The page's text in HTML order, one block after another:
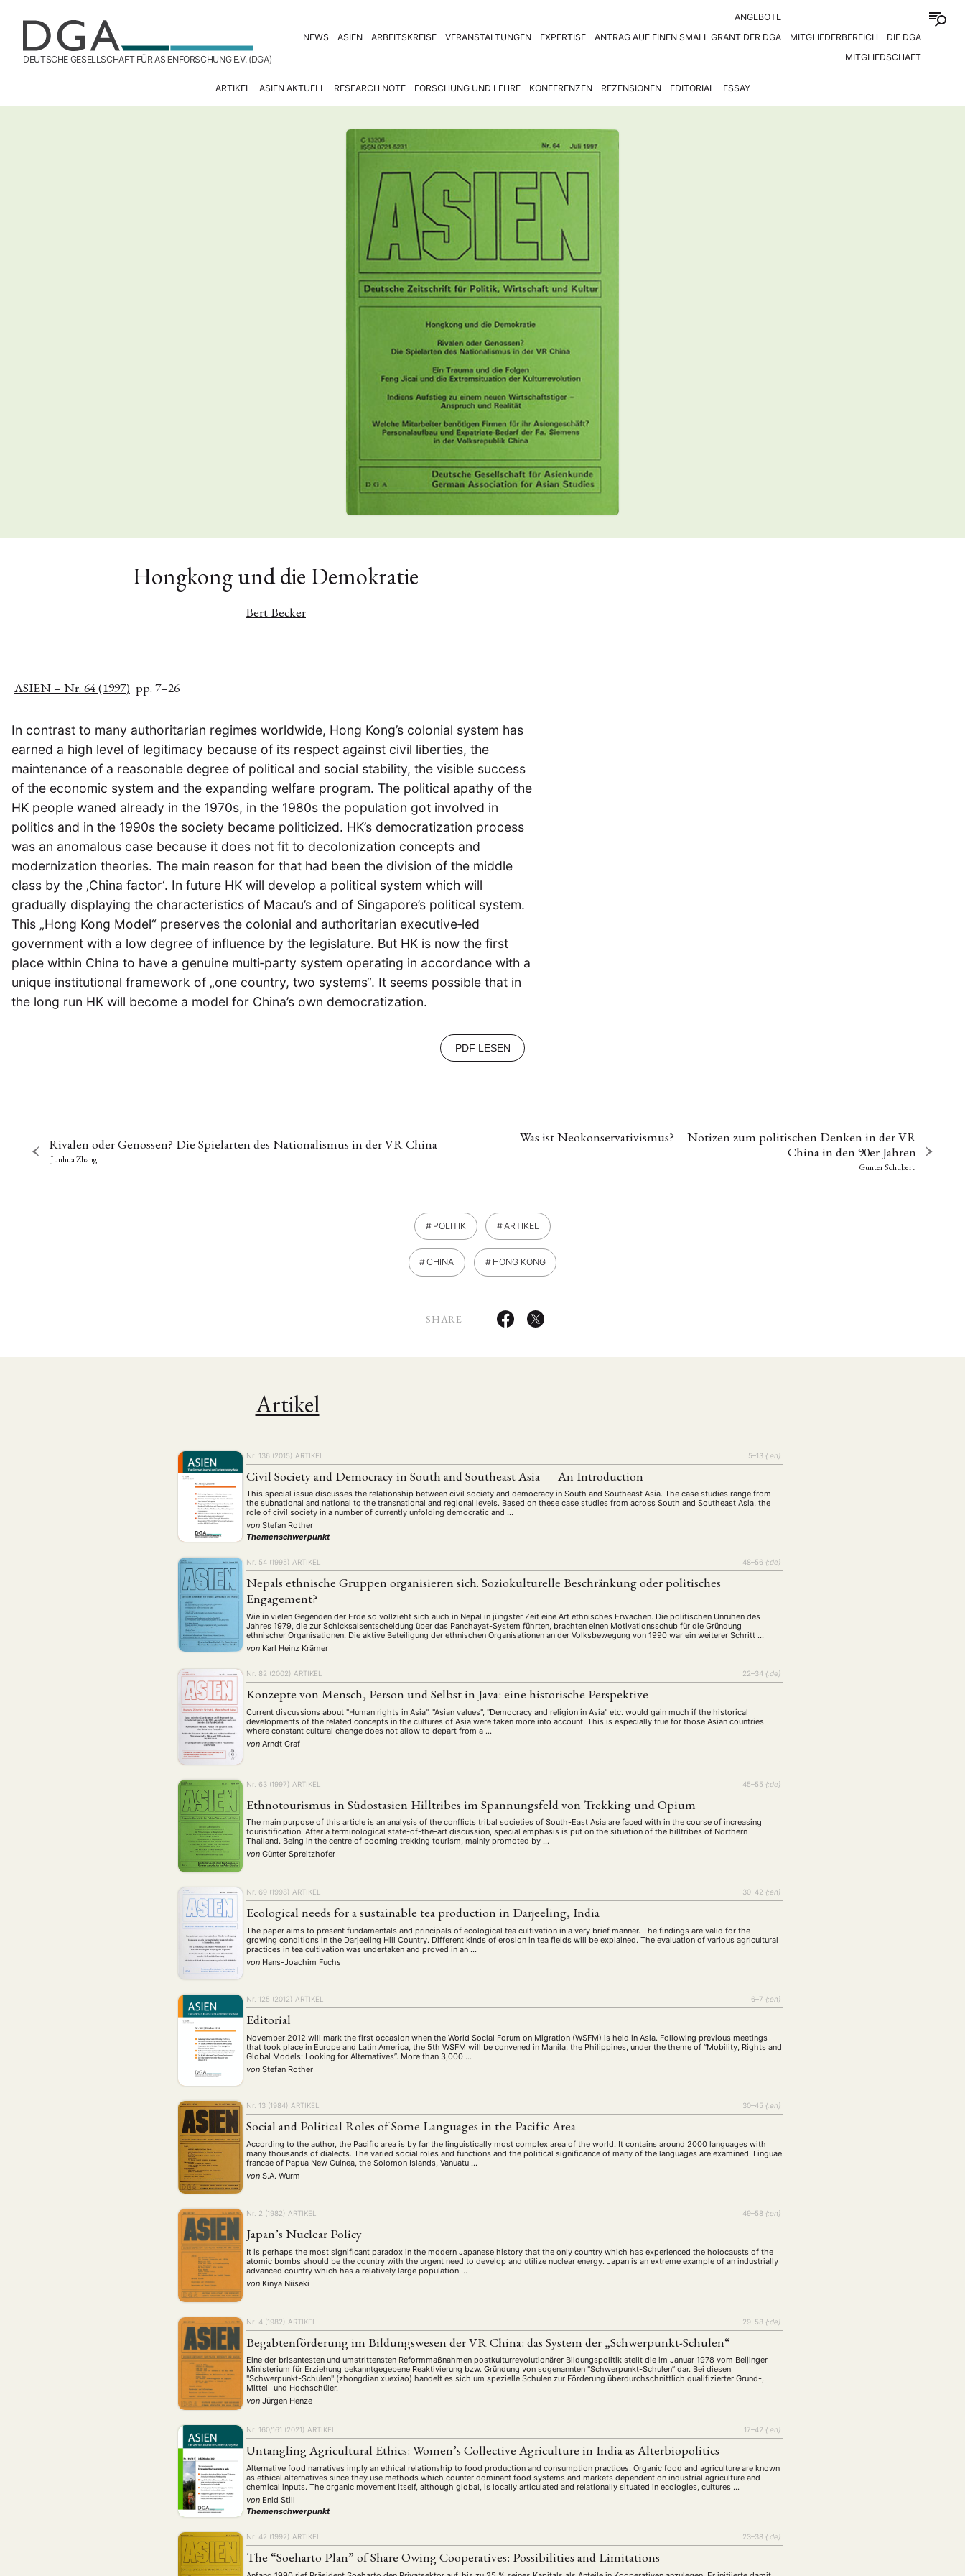
DEUTSCHE GESELLSCHAFT FÜR ASIENFORSCHUNG E.V. (DGA)
NEWS ASIEN ARBEITSKREISE VERANSTALTUNGEN EXPERTISE
ANGEBOTE
ANTRAG AUF EINEN SMALL GRANT DER DGA
MITGLIEDERBEREICH
DIE DGA
MITGLIEDSCHAFT
NEWS ASIEN ARBEITSKREISE VERANSTALTUNGEN EXPERTISE
ANGEBOTE
ANTRAG AUF EINEN SMALL GRANT DER DGA
Aktuelles von unseren Mitgliedern (4) Art (5) ASIEN (Zeitschrift) (25) Auszeichnung (12) Bericht (128)
Bildung Calls for… (1287) Cinema DGA Diskussion Fellowship (111) Forschung
Geografie (2) Geschichte (93) Gesellschaft (283) Globalisation (7) Hybrid (172) Kultur (27) Kunst (4)
Lecture (94) Literatur (261) Medien (24) Migration (39) Nationalism (6) Online (235) Philosophie (12)
Politik Politikwissenschaften
Recht (20) Religion Sozialwissenschaften Sprache Sprachkurse Stellenausschreibung
Stipendium (53) Studium (21) Summer School (10) Symposium (32) Tagung (500) Tourismus
Umwelt (45) Veranstaltung (788) Webinar (28) Wirtschaft (199) Workshop (126)
ENGLISH
ARTIKEL ASIEN AKTUELL RESEARCH NOTE FORSCHUNG UND LEHRE KONFERENZEN REZENSIONEN EDITORIAL ESSAY
Hongkong und die Demokratie
Bert Becker
ASIEN – Nr. 64 (1997) pp. 7–26
In contrast to many authoritarian regimes worldwide, Hong Kong’s colonial system has
earned a high level of legitimacy because of its respect against civil liberties, the
maintenance of a reasonable degree of political and social stability, the visible success
of the economic system and the expanding welfare program. The political apathy of the
HK people waned already in the 1970s, in the 1980s the population got involved in
politics and in the 1990s the society became politicized. HK’s democratization process
was an anomalous case because it does not fit to decolonization concepts and
modernization theories. The main reason for that had been the division of the middle
class by the ‚China factor‘. In future HK will develop a political system which will
gradually displaying the characteristics of Macau’s and of Singapore’s political system.
This „Hong Kong Model“ preserves the colonial and authoritarian executive‐led
government with a low degree of influence by the legislature. But HK is now the first
place within China to have a genuine multi‐party system operating in accordance with a
unique institutional framework of „one country, two systems“. It seems possible that in
the long run HK will become a model for China’s own democratization.
PDF LESEN
Rivalen oder Genossen? Die Spielarten des Nationalismus in der VR China
Junhua Zhang
Was ist Neokonservativismus? – Notizen zum politischen Denken in der VR
China in den 90er Jahren
Gunter Schubert
POLITIK ARTIKEL
CHINA HONG KONG
SHARE
Artikel
Nr. 136 (2015) ARTIKEL 5–13 {:en}
Civil Society and Democracy in South and Southeast Asia — An Introduction
This special issue discusses the relationship between civil society and democracy in South and Southeast Asia. The case studies range from
the subnational and national to the transnational and regional levels. Based on these case studies from across South and Southeast Asia, the
role of civil society in a number of currently unfolding democratic and …
von Stefan Rother
Themenschwerpunkt
Nr. 54 (1995) ARTIKEL 48–56 {:de}
Nepals ethnische Gruppen organisieren sich. Soziokulturelle Beschränkung oder politisches
Engagement?
Wie in vielen Gegenden der Erde so vollzieht sich auch in Nepal in jüngster Zeit eine Art ethnisches Erwachen. Die politischen Unruhen des
Jahres 1979, die zur Schicksalsentscheidung über das Panchayat-System führten, brachten einen Motivationsschub für die Gründung
ethnischer Organisationen. Die aktive Beteiligung der ethnischen Organisationen an der Volksbewegung von 1990 war ein weiterer Schritt …
von Karl Heinz Krämer
Nr. 82 (2002) ARTIKEL 22–34 {:de}
Konzepte von Mensch, Person und Selbst in Java: eine historische Perspektive
Current discussions about "Human rights in Asia", "Asian values", "Democracy and religion in Asia" etc. would gain much if the historical
developments of the related concepts in the cultures of Asia were taken more into account. This is especially true for those Asian countries
where constant cultural change does not allow to depart from a …
von Arndt Graf
Nr. 63 (1997) ARTIKEL 45–55 {:de}
Ethnotourismus in Südostasien Hilltribes im Spannungsfeld von Trekking und Opium
The main purpose of this article is an analysis of the conflicts tribal societies of South-East Asia are faced with in the course of increasing
touristification. After a terminological state-of-the-art discussion, special emphasis is put on the situation of the hilltribes of Northern
Thailand. Being in the centre of booming trekking tourism, mainly promoted by …
von Günter Spreitzhofer
Nr. 69 (1998) ARTIKEL 30–42 {:en}
Ecological needs for a sustainable tea production in Darjeeling, India
The paper aims to present fundamentals and principals of ecological tea cultivation in a very brief manner. The findings are valid for the
growing conditions in the Darjeeling Hill Country. Different kinds of erosion in tea fields will be explained. The evaluation of various agricultural
practices in tea cultivation was undertaken and proved in an …
von Hans-Joachim Fuchs
Nr. 125 (2012) ARTIKEL 6–7 {:en}
Editorial
November 2012 will mark the first occasion when the World Social Forum on Migration (WSFM) is held in Asia. Following previous meetings
that took place in Europe and Latin America, the 5th WSFM will be convened in Manila, the Philippines, under the theme of “Mobility, Rights and
Global Models: Looking for Alternatives”. More than 3,000 …
von Stefan Rother
Nr. 13 (1984) ARTIKEL 30–45 {:en}
Social and Political Roles of Some Languages in the Pacific Area
According to the author, the Pacific area is by far the linguistically most complex area of the world. It contains around 2000 languages with
many thousands of dialects. The varied social roles and functions and the political significance of many of the languages are examined. Linguae
francae of Papua New Guinea, the Solomon Islands, Vanuatu …
von S.A. Wurm
Nr. 2 (1982) ARTIKEL 49–58 {:en}
Japan’s Nuclear Policy
It is perhaps the most significant paradox in the modern Japanese history that the only country which has experienced the holocausts of the
atomic bombs should be the country with the urgent need to develop and utilize nuclear energy. Japan is an extreme example of an industrially
advanced country which has a relatively large population …
von Kinya Niiseki
Nr. 4 (1982) ARTIKEL 29–58 {:de}
Begabtenförderung im Bildungswesen der VR China: das System der „Schwerpunkt-Schulen“
Eine der brisantesten und umstrittensten Reformmaßnahmen postkulturrevolutionärer Bildungspolitik stellt die im Januar 1978 vom Beijinger
Ministerium für Erziehung bekanntgegebene Reaktivierung bzw. Gründung von sogenannten "Schwerpunkt-Schulen” dar. Bei diesen
"Schwerpunkt-Schulen" (zhongdian xuexiao) handelt es sich um spezielle Schulen zur Förderung überdurchschnittlich qualifizierter Grund-,
Mittel- und Hochschüler.
von Jürgen Henze
Nr. 160/161 (2021) ARTIKEL 17–42 {:en}
Untangling Agricultural Ethics: Women’s Collective Agriculture in India as Alterbiopolitics
Alternative food narratives imply an ethical relationship to food production and consumption practices. Organic food and agriculture are known
as ethical alternatives since they use methods which counter dominant food systems and markets dependent on industrial agriculture and
chemical inputs. The organic movement itself, although global, is locally articulated and relationally situated in ecologies, cultures …
von Enid Still
Themenschwerpunkt
Nr. 42 (1992) ARTIKEL 23–38 {:de}
The “Soeharto Plan” of Share Owing Cooperatives: Possibilities and Limitations